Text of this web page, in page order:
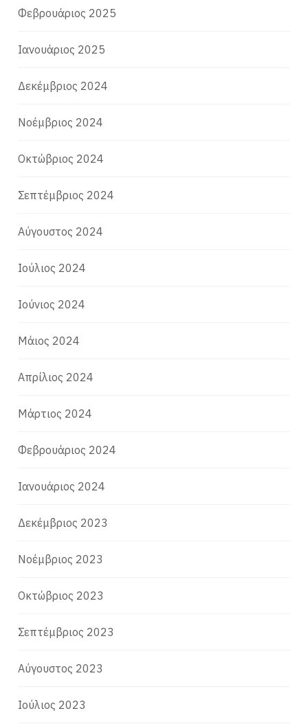
Φεβρουάριος 2025
Ιανουάριος 2025
Δεκέμβριος 2024
Νοέμβριος 2024
Οκτώβριος 2024
Σεπτέμβριος 2024
Αύγουστος 2024
Ιούλιος 2024
Ιούνιος 2024
Μάιος 2024
Απρίλιος 2024
Μάρτιος 2024
Φεβρουάριος 2024
Ιανουάριος 2024
Δεκέμβριος 2023
Νοέμβριος 2023
Οκτώβριος 2023
Σεπτέμβριος 2023
Αύγουστος 2023
Ιούλιος 2023